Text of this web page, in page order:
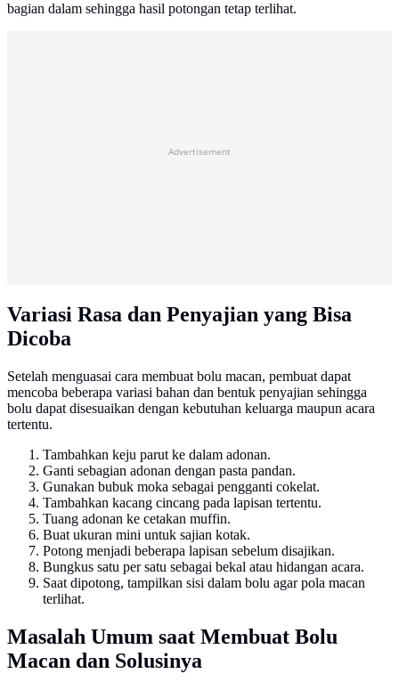
bagian dalam sehingga hasil potongan tetap terlihat.
Advertisement
Variasi Rasa dan Penyajian yang Bisa
Dicoba
Setelah menguasai cara membuat bolu macan, pembuat dapat
mencoba beberapa variasi bahan dan bentuk penyajian sehingga
bolu dapat disesuaikan dengan kebutuhan keluarga maupun acara
tertentu.
Tambahkan keju parut ke dalam adonan.
Ganti sebagian adonan dengan pasta pandan.
Gunakan bubuk moka sebagai pengganti cokelat.
Tambahkan kacang cincang pada lapisan tertentu.
Tuang adonan ke cetakan muffin.
Buat ukuran mini untuk sajian kotak.
Potong menjadi beberapa lapisan sebelum disajikan.
Bungkus satu per satu sebagai bekal atau hidangan acara.
Saat dipotong, tampilkan sisi dalam bolu agar pola macan
terlihat.
Masalah Umum saat Membuat Bolu
Macan dan Solusinya